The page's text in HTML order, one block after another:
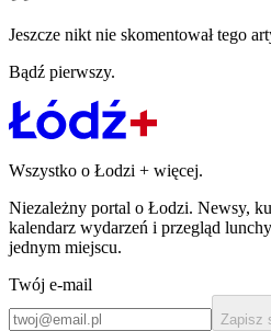
Jeszcze nikt nie skomentował tego
Bądź pierwszy.
Wszystko o Łodzi + więcej.
Niezależny portal o Łodzi. Newsy,
kalendarz wydarzeń i przegląd
jednym miejscu.
Twój e-mail
Zapisz